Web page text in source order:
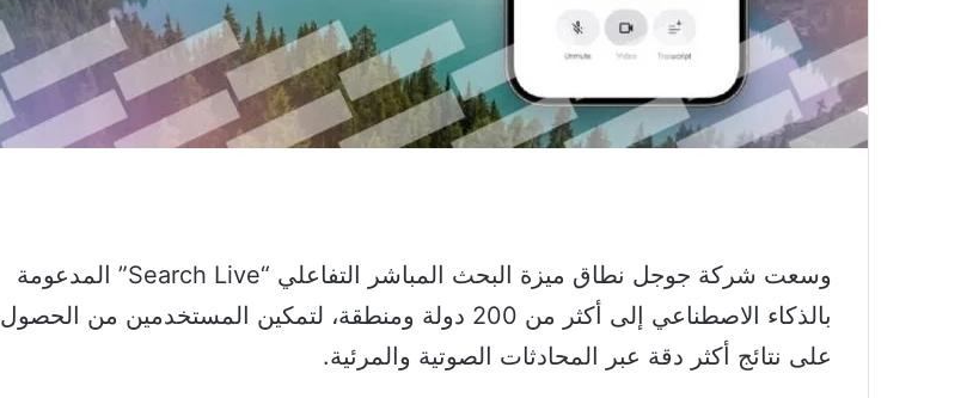
وسعت شركة جوجل نطاق ميزة البحث المباشر التفاعلي “Search Live” المدعومة
بالذكاء الاصطناعي إلى أكثر من 200 دولة ومنطقة، لتمكين المستخدمين من الحصول
على نتائج أكثر دقة عبر المحادثات الصوتية والمرئية.